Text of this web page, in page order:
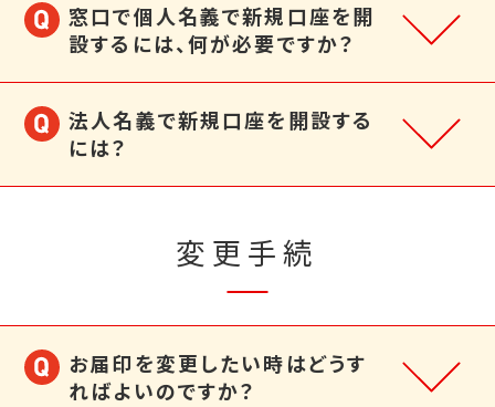
窓口で個人名義で新規口座を開
設するには、何が必要ですか？
法人名義で新規口座を開設する
には？
変更手続
お届印を変更したい時はどうす
ればよいのですか？